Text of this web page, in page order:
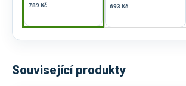
789 Kč 693 Kč
Související produkty